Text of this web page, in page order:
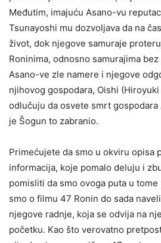
Međutim, imajuću Asano-vu
Tsunayoshi mu dozvoljava da na
život, dok njegove samuraje
Roninima, odnosno samurajima
Asano-ve zle namere i njegove
njihovog gospodara, Oishi
odlučuju da osvete smrt
je Šogun to zabranio.
Primećujete da smo u okviru opisa
informacija, koje pomalo deluju i
pomisliti da smo ovoga puta u
smo o filmu 47 Ronin do sada
njegove radnje, koja se odvija na
početku. Kao što verovatno